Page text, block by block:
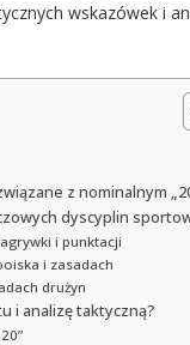
wskazówek i
z nominalnym
dyscyplin
i punktacji
i zasadach
drużyn
i analizę taktyczną?